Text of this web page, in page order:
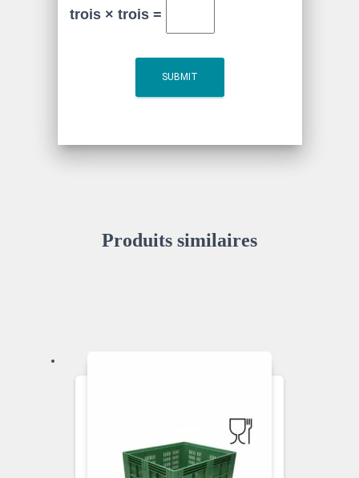
trois × trois =
Produits similaires